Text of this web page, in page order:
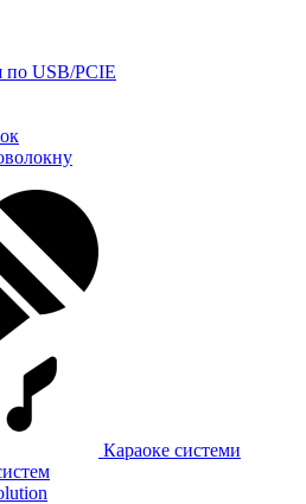
по USB/PCIE
Караоке системи